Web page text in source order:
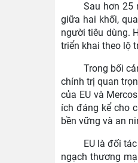
Sau hơn 25
giữa hai khối,
người tiêu dùng.
triển khai theo lộ
Trong bối
chính trị quan
của EU và
ích đáng kể cho
bền vững và an
EU là đối
ngạch thương